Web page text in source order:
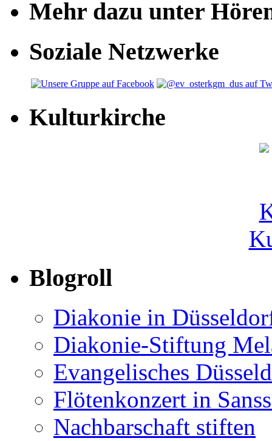
Mehr dazu unter
Soziale Netzwerke
Kulturkirche
Blogroll
Diakonie in
Diakonie-Stiftung
Evangelisches
Flötenkonzert in
Nachbarschaft stiften